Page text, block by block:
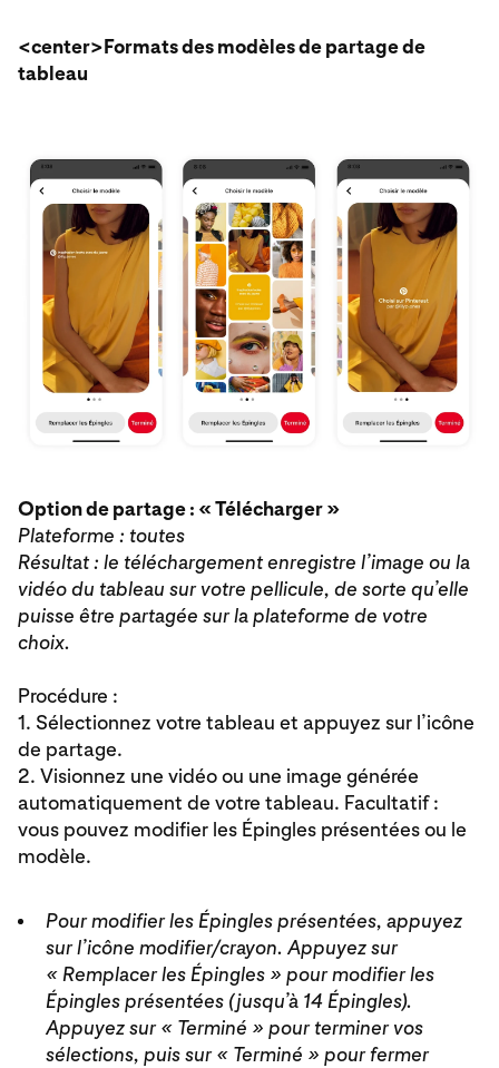
<center>Formats des modèles de partage de
tableau
Option de partage : « Télécharger »
Plateforme : toutes
Résultat : le téléchargement enregistre l’image ou la
vidéo du tableau sur votre pellicule, de sorte qu’elle
puisse être partagée sur la plateforme de votre
choix.
Procédure :
1. Sélectionnez votre tableau et appuyez sur l’icône
de partage.
2. Visionnez une vidéo ou une image générée
automatiquement de votre tableau. Facultatif :
vous pouvez modifier les Épingles présentées ou le
modèle.
Pour modifier les Épingles présentées, appuyez
sur l’icône modifier/crayon. Appuyez sur
« Remplacer les Épingles » pour modifier les
Épingles présentées (jusqu’à 14 Épingles).
Appuyez sur « Terminé » pour terminer vos
sélections, puis sur « Terminé » pour fermer